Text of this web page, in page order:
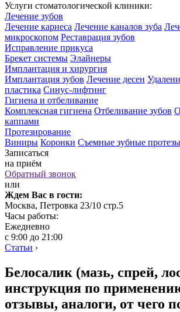
Услуги стоматологической клиники:
Лечение зубов
Лечение кариеса Лечение каналов зуба
микроскопом Реставрация зубов
Исправление прикуса
Брекет системы Элайнеры
Имплантация и хирургия
Имплантация зубов Лечение десен
пластика Синус-лифтинг
Гигиена и отбеливание
Комплексная гигиена Отбеливание зубов
каппами
Протезирование
Виниры Коронки Съемные зубные протезы
Записаться
на приём
Обратный звонок
или
Ждем Вас в гости:
Москва, Петровка 23/10 стр.5
Часы работы:
Ежедневно
с 9:00 до 21:00
Статьи ›
Белосалик (мазь, спрей,
инструкция по
отзывы, аналоги, от чего